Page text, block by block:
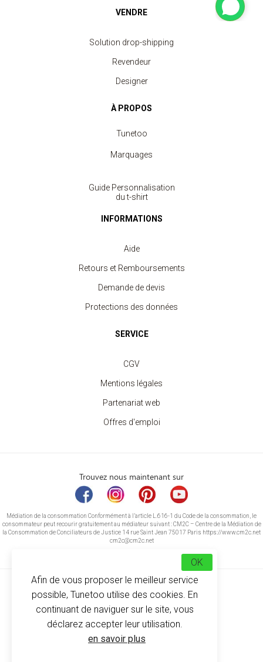
VENDRE
Solution drop-shipping
Revendeur
Designer
À PROPOS
Tunetoo
Marquages
Guide Personnalisation
du t-shirt
INFORMATIONS
Aide
Retours et Remboursements
Demande de devis
Protections des données
SERVICE
CGV
Mentions légales
Partenariat web
Offres d'emploi
Trouvez nous maintenant sur
Médiation de la consommation Conformément à l’article L.616-1 du Code de la consommation, le
consommateur peut recourir gratuitement au médiateur suivant : CM2C – Centre de la Médiation de
la Consommation de Conciliateurs de Justice 14 rue Saint Jean 75017 Paris https://www.cm2c.net
cm2c@cm2c.net
© Copyright 2026 -Tunetoo
Afin de vous proposer le meilleur service
possible, Tunetoo utilise des cookies. En
continuant de naviguer sur le site, vous
déclarez accepter leur utilisation.
en savoir plus
OK